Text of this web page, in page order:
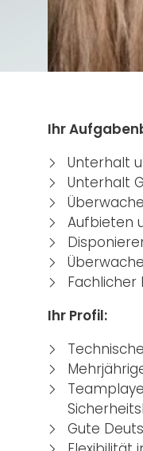
Ihr
Unterhalt
Unterhalt
Aufbieten
Fachlicher
Ihr Profil:
Gute